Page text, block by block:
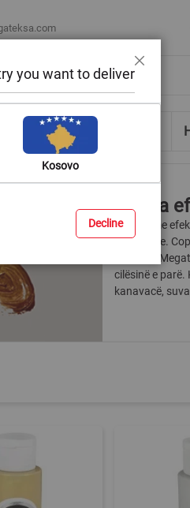
Ndihmë & Këshilla
Bojëra
Bojërat me
dekorative.
ndritura.
cilësinë e parë.
kanavacë,
you want to deliver
Kosovo
Decline